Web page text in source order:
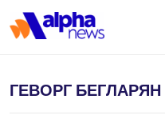
ГЕВОРГ БЕГЛАРЯН